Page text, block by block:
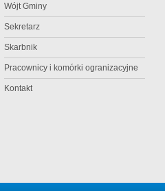
Wójt Gminy
Sekretarz
Skarbnik
Pracownicy i komórki ogranizacyjne
Kontakt